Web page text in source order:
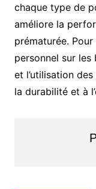
chaque type de
améliore la
prématurée.
personnel sur les
et l’utilisation
la durabilité et à